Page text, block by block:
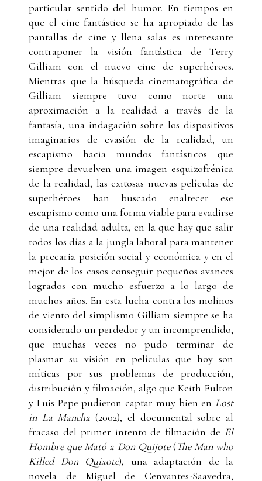
particular sentido del humor. En tiempos en
que el cine fantástico se ha apropiado de las
pantallas de cine y llena salas es interesante
contraponer la visión fantástica de Terry
Gilliam con el nuevo cine de superhéroes.
Mientras que la búsqueda cinematográfica de
Gilliam siempre tuvo como norte una
aproximación a la realidad a través de la
fantasía, una indagación sobre los dispositivos
imaginarios de evasión de la realidad, un
escapismo hacia mundos fantásticos que
siempre devuelven una imagen esquizofrénica
de la realidad, las exitosas nuevas películas de
superhéroes han buscado enaltecer ese
escapismo como una forma viable para evadirse
de una realidad adulta, en la que hay que salir
todos los días a la jungla laboral para mantener
la precaria posición social y económica y en el
mejor de los casos conseguir pequeños avances
logrados con mucho esfuerzo a lo largo de
muchos años. En esta lucha contra los molinos
de viento del simplismo Gilliam siempre se ha
considerado un perdedor y un incomprendido,
que muchas veces no pudo terminar de
plasmar su visión en películas que hoy son
míticas por sus problemas de producción,
distribución y filmación, algo que Keith Fulton
y Luis Pepe pudieron captar muy bien en Lost
in La Mancha (2002), el documental sobre al
fracaso del primer intento de filmación de El
Hombre que Mató a Don Quijote(The Man who
Killed Don Quixote), una adaptación de la
novela de Miguel de Cenvantes-Saavedra,